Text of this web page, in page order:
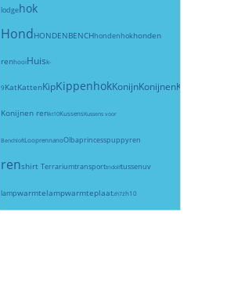
lodgehok
HondHONDENBENCHhondenhokhonden
renhooiHuisk-
9KatKattenKipKippenhokKonijnKonijnenKonijnenhok
Konijnen renkt10KussensKussens voor
BenchloftLooprennanoOlbaprincesspuppyren
renshirt Terrariumtransporttridolftussenuv
lampwarmtelampwarmteplaatzh7zh10